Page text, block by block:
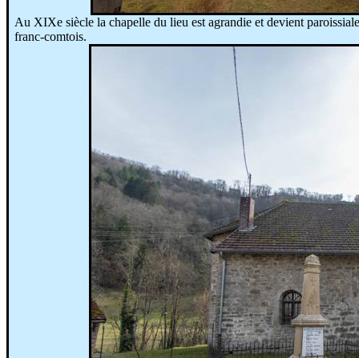
Au XIXe siècle la chapelle du lieu est agrandie et devient
franc-comtois.